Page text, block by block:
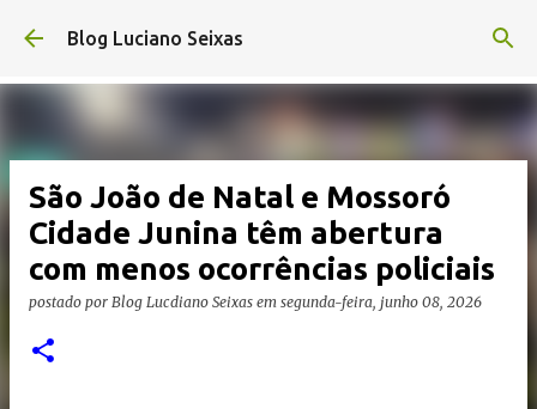
Pular para o conteúdo principal
Blog Luciano Seixas
São João de Natal e Mossoró
Cidade Junina têm abertura
com menos ocorrências policiais
postado por Blog Lucdiano Seixas em segunda-feira, junho 08, 2026